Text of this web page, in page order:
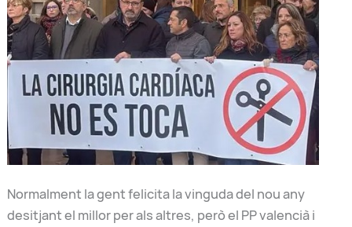
la
situació
actual
Normalment la gent felicita la vinguda del nou any
desitjant el millor per als altres, però el PP valencià i